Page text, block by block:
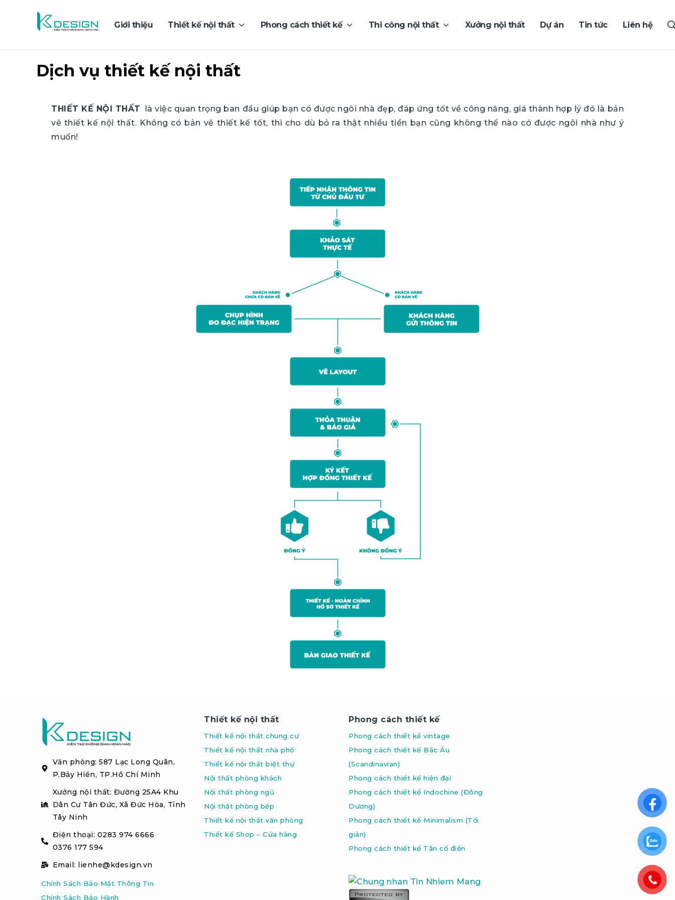
Giới thiệu Thiết kế nội thất Phong cách thiết kế Thi công nội thất Xưởng nội thất Dự án Tin tức Liên hệ
Dịch vụ thiết kế nội thất
THIẾT KẾ NỘI THẤT là việc quan trọng ban đầu giúp bạn có được ngôi nhà đẹp, đáp ứng tốt về công năng, giá thành hợp lý đó là bản
vẽ thiết kế nội thất. Không có bản vẽ thiết kế tốt, thì cho dù bỏ ra thật nhiều tiền bạn cũng không thể nào có được ngôi nhà như ý
muốn!
Văn phòng: 587 Lạc Long Quân,
P.Bảy Hiền, TP.Hồ Chí Minh
Xưởng nội thất: Đường 25A4 Khu
Dân Cư Tân Đức, Xã Đức Hòa, Tỉnh
Tây Ninh
Điện thoại: 0283 974 6666
0376 177 594
Email: lienhe@kdesign.vn
Chính Sách Bảo Mật Thông Tin
Chính Sách Bảo Hành
Thiết kế nội thất
Thiết kế nội thất chung cư
Thiết kế nội thất nhà phố
Thiết kế nội thất biệt thự
Nội thất phòng khách
Nội thất phòng ngủ
Nội thất phòng bếp
Thiết kế nội thất văn phòng
Thiết kế Shop – Cửa hàng
Phong cách thiết kế
Phong cách thiết kế vintage
Phong cách thiết kế Bắc Âu
(Scandinavian)
Phong cách thiết kế hiện đại
Phong cách thiết kế Indochine (Đông
Dương)
Phong cách thiết kế Minimalism (Tối
giản)
Phong cách thiết kế Tân cổ điển